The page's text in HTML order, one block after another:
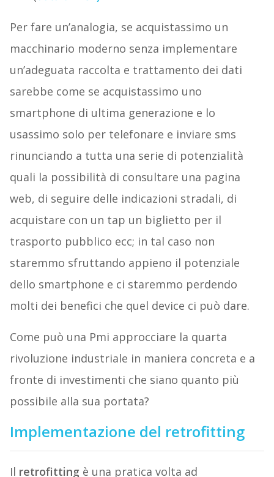
Per fare un’analogia, se acquistassimo un
macchinario moderno senza implementare
un’adeguata raccolta e trattamento dei dati
sarebbe come se acquistassimo uno
smartphone di ultima generazione e lo
usassimo solo per telefonare e inviare sms
rinunciando a tutta una serie di potenzialità
quali la possibilità di consultare una pagina
web, di seguire delle indicazioni stradali, di
acquistare con un tap un biglietto per il
trasporto pubblico ecc; in tal caso non
staremmo sfruttando appieno il potenziale
dello smartphone e ci staremmo perdendo
molti dei benefici che quel device ci può dare.
Come può una Pmi approcciare la quarta
rivoluzione industriale in maniera concreta e a
fronte di investimenti che siano quanto più
possibile alla sua portata?
Implementazione del retrofitting
Il retrofitting è una pratica volta ad